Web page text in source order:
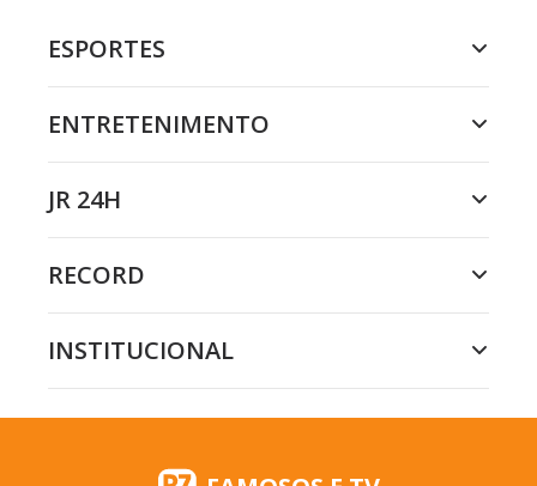
ESPORTES
ENTRETENIMENTO
JR 24H
RECORD
INSTITUCIONAL